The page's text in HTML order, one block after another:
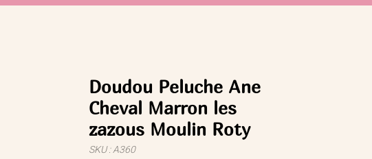
Doudou Peluche Ane
Cheval Marron les
zazous Moulin Roty
SKU : A360